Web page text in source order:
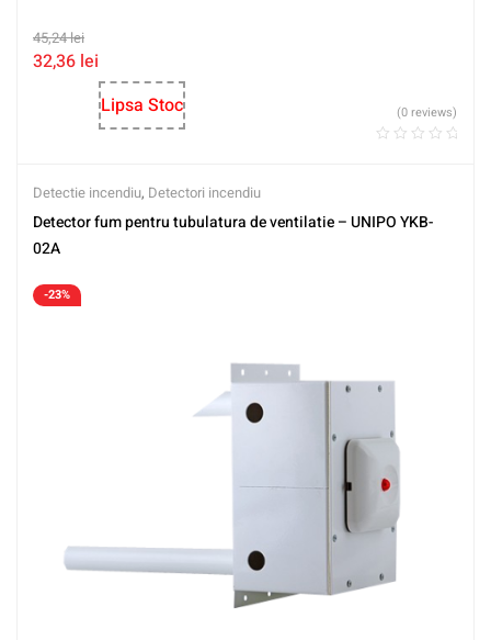
45,24lei
32,36 lei
Lipsa Stoc
(0 reviews)
Detectie incendiu, Detectori incendiu
Detector fum pentru tubulatura de ventilatie – UNIPO YKB-
02A
-23%